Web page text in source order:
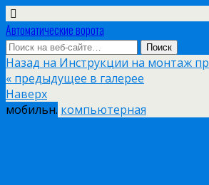
Автоматические ворота
Назад на Инструкции на монтаж
« предыдущее в галерее
Наверх
мобильн. компьютерная